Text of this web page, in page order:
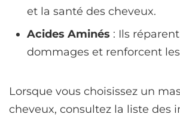
et la santé des cheveux.
Acides Aminés : Ils
dommages et renforcent
Lorsque vous choisissez un
cheveux, consultez la liste des